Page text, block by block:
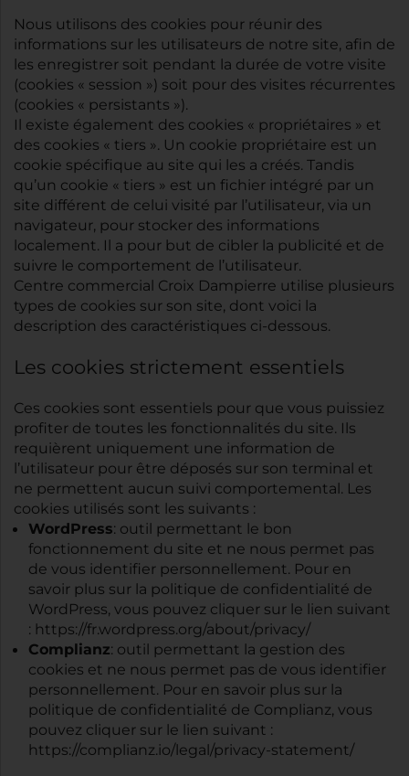
Nous utilisons des cookies pour réunir des
informations sur les utilisateurs de notre site, afin de
les enregistrer soit pendant la durée de votre visite
(cookies « session ») soit pour des visites récurrentes
(cookies « persistants »).
Il existe également des cookies « propriétaires » et
des cookies « tiers ». Un cookie propriétaire est un
cookie spécifique au site qui les a créés. Tandis
qu’un cookie « tiers » est un fichier intégré par un
site différent de celui visité par l’utilisateur, via un
navigateur, pour stocker des informations
localement. Il a pour but de cibler la publicité et de
suivre le comportement de l’utilisateur.
Centre commercial Croix Dampierre utilise plusieurs
types de cookies sur son site, dont voici la
description des caractéristiques ci-dessous.
Les cookies strictement essentiels
Ces cookies sont essentiels pour que vous puissiez
profiter de toutes les fonctionnalités du site. Ils
requièrent uniquement une information de
l’utilisateur pour être déposés sur son terminal et
ne permettent aucun suivi comportemental. Les
cookies utilisés sont les suivants :
WordPress: outil permettant le bon
fonctionnement du site et ne nous permet pas
de vous identifier personnellement. Pour en
savoir plus sur la politique de confidentialité de
WordPress, vous pouvez cliquer sur le lien suivant
: https://fr.wordpress.org/about/privacy/
Complianz: outil permettant la gestion des
cookies et ne nous permet pas de vous identifier
personnellement. Pour en savoir plus sur la
politique de confidentialité de Complianz, vous
pouvez cliquer sur le lien suivant :
https://complianz.io/legal/privacy-statement/